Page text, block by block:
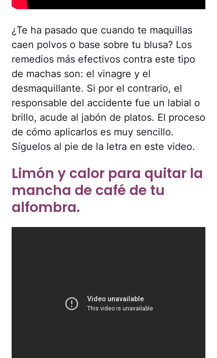
¿Te ha pasado que cuando te maquillas
caen polvos o base sobre tu blusa? Los
remedios más efectivos contra este tipo
de machas son: el vinagre y el
desmaquillante. Si por el contrario, el
responsable del accidente fue un labial o
brillo, acude al jabón de platos. El proceso
de cómo aplicarlos es muy sencillo.
Síguelos al pie de la letra en este video.
Limón y calor para quitar la
mancha de café de tu
alfombra.